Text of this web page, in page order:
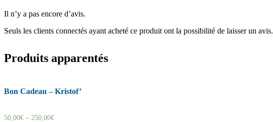
Il n’y a pas encore d’avis.
Seuls les clients connectés ayant acheté ce produit ont la possibilité de laisser un avis.
Produits apparentés
Bon Cadeau – Kristof’
50,00€ – 250,00€